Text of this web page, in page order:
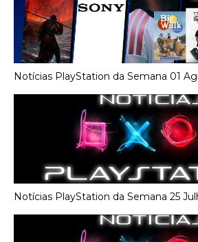
Notícias PlayStation da Semana 01
Notícias PlayStation da Semana 25